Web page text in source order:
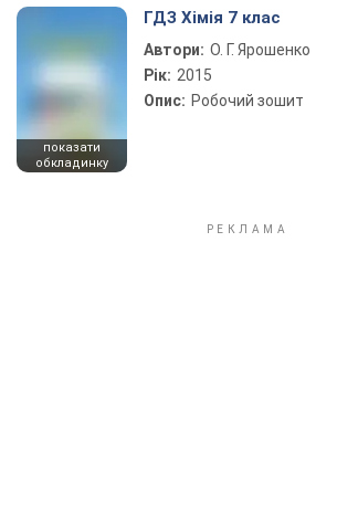
показати
обкладинку
ГДЗ Хімія 7 клас
Автори: О. Г. Ярошенко
Рік: 2015
Опис: Робочий зошит